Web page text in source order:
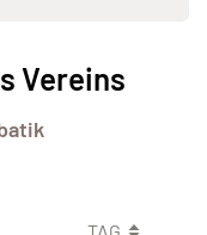
Vereins